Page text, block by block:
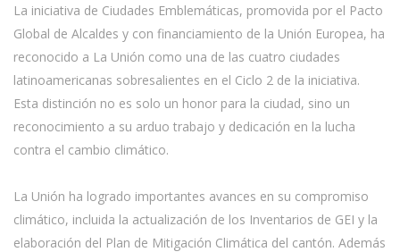
La iniciativa de Ciudades Emblemáticas, promovida por el Pacto
Global de Alcaldes y con financiamiento de la Unión Europea, ha
reconocido a La Unión como una de las cuatro ciudades
latinoamericanas sobresalientes en el Ciclo 2 de la iniciativa.
Esta distinción no es solo un honor para la ciudad, sino un
reconocimiento a su arduo trabajo y dedicación en la lucha
contra el cambio climático.
La Unión ha logrado importantes avances en su compromiso
climático, incluida la actualización de los Inventarios de GEI y la
elaboración del Plan de Mitigación Climática del cantón. Además